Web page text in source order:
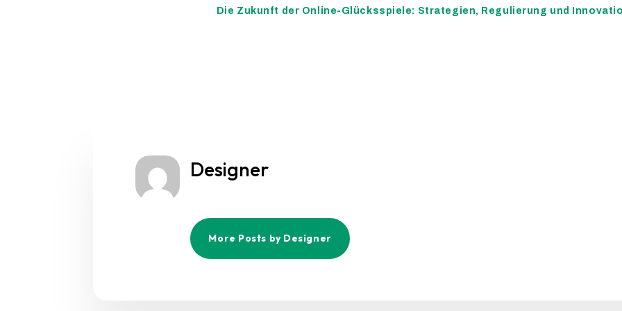
Die Zukunft der Online-Glücksspiele: Strategien, Regulierung und
Designer
More Posts by Designer